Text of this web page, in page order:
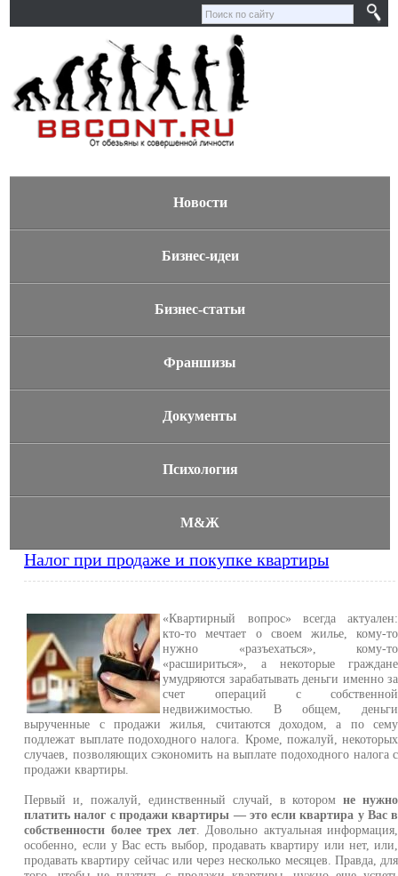
Новости
Бизнес-идеи
Бизнес-статьи
Франшизы
Документы
Психология
М&Ж
Налог при продаже и покупке квартиры
«Квартирный вопрос» всегда актуален:
кто-то мечтает о своем жилье, кому-то
нужно «разъехаться», кому-то
«расшириться», а некоторые граждане
умудряются зарабатывать деньги именно за
счет операций с собственной
недвижимостью. В общем, деньги
вырученные с продажи жилья, считаются доходом, а по сему
подлежат выплате подоходного налога. Кроме, пожалуй, некоторых
случаев, позволяющих сэкономить на выплате подоходного налога с
продажи квартиры.
Первый и, пожалуй, единственный случай, в которомне нужно
платить налог с продажи квартиры — это если квартира у Вас в
собственности более трех лет. Довольно актуальная информация,
особенно, если у Вас есть выбор, продавать квартиру или нет, или,
продавать квартиру сейчас или через несколько месяцев. Правда, для